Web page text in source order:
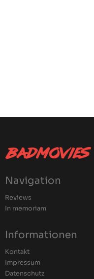
Navigation
Reviews
In memoriam
Informationen
Kontakt
Impressum
Datenschutz